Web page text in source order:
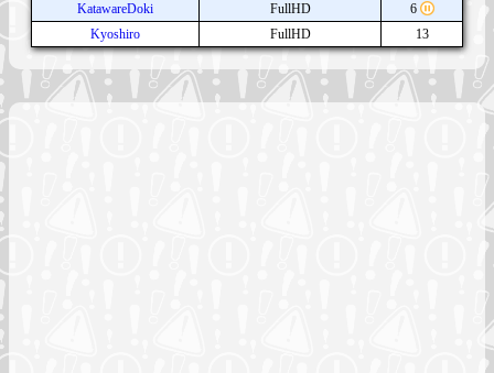
KatawareDoki
FullHD
6
Kyoshiro
FullHD 13